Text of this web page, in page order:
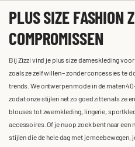
PLUS SIZE FASHION
COMPROMISSEN
Bij Zizzi vind je plus size dameskleding
zoals ze zelf willen – zonder concessies te
trends. We ontwerpen mode in de maten
zodat onze stijlen net zo goed zitten als ze
blouses tot zwemkleding, lingerie,
accessoires. Of je nu op zoek bent naar
stijlen die de hele dag met je